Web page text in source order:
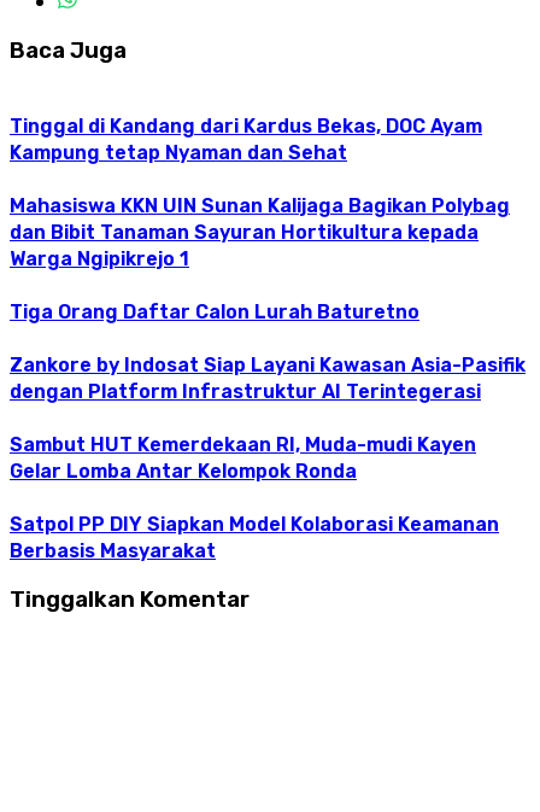
Baca Juga
Tinggal di Kandang dari Kardus Bekas, DOC Ayam
Kampung tetap Nyaman dan Sehat
Mahasiswa KKN UIN Sunan Kalijaga Bagikan Polybag
dan Bibit Tanaman Sayuran Hortikultura kepada
Warga Ngipikrejo 1
Tiga Orang Daftar Calon Lurah Baturetno
Zankore by Indosat Siap Layani Kawasan Asia-Pasifik
dengan Platform Infrastruktur AI Terintegerasi
Sambut HUT Kemerdekaan RI, Muda-mudi Kayen
Gelar Lomba Antar Kelompok Ronda
Satpol PP DIY Siapkan Model Kolaborasi Keamanan
Berbasis Masyarakat
Tinggalkan Komentar